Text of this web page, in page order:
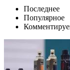
Последнее
Популярное